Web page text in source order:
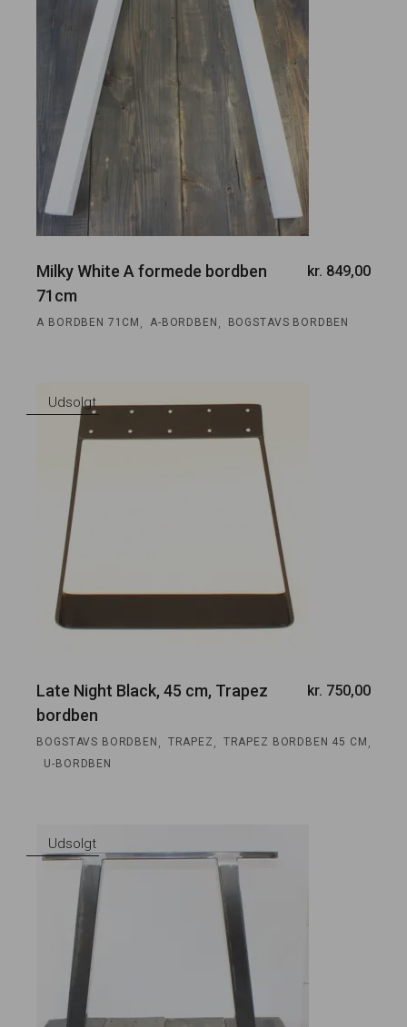
Milky White A formede bordben
71cm
kr. 849,00
A BORDBEN 71CM , A-BORDBEN , BOGSTAVS BORDBEN
Udsolgt
Late Night Black, 45 cm, Trapez
bordben
kr. 750,00
BOGSTAVS BORDBEN , TRAPEZ , TRAPEZ BORDBEN 45 CM ,
U-BORDBEN
Udsolgt